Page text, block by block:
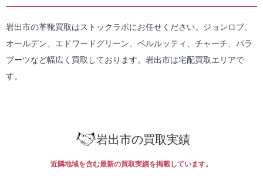
岩出市の革靴買取はストックラボにお任せください。ジョンロブ、
オールデン、エドワードグリーン、ベルルッティ、チャーチ、パラ
ブーツなど幅広く買取しております。岩出市は宅配買取エリアで
す。
岩出市の買取実績
近隣地域を含む最新の買取実績を掲載しています。